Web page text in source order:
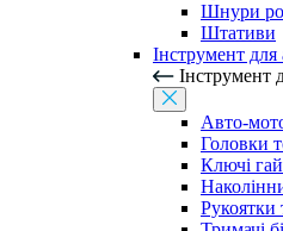
Шнури
Штативи
Інструмент для
Інструмент
Авто-
Головки
Ключі
Рукоятки